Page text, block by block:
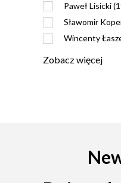
Paweł Lisicki
Sławomir
Wincenty
Zobacz więcej